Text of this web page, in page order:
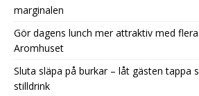
marginalen
Gör dagens lunch mer attraktiv med
Aromhuset
Sluta släpa på burkar – låt gästen tappa
stilldrink